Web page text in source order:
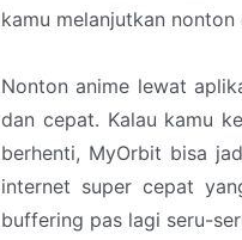
kamu melanjutkan
Nonton anime lewat
dan cepat. Kalau kamu
berhenti, MyOrbit bisa
internet super cepat
buffering pas lagi seru-